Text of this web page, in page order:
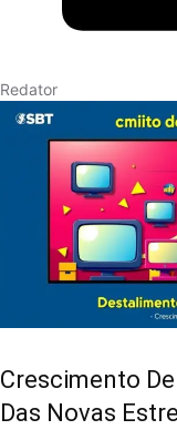
Redator
Crescimento
Das Novas